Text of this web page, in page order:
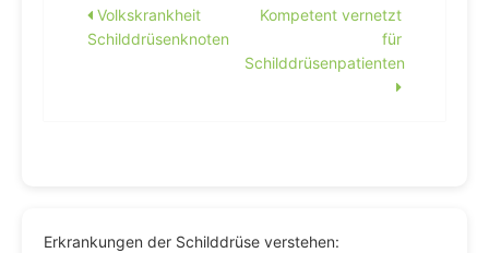
Beitragsnavigation
Volkskrankheit
Schilddrüsenknoten
Kompetent vernetzt
für
Schilddrüsenpatienten
Erkrankungen der Schilddrüse verstehen: